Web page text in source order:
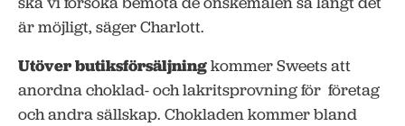
är möjligt, säger Charlott.
Utöver butiksförsäljningkommer Sweets att
anordna choklad- och lakritsprovning för företag
och andra sällskap. Chokladen kommer bland